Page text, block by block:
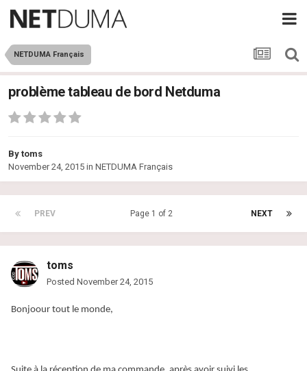
NETDUMA Français
problème tableau de bord Netduma
By toms
November 24, 2015 in NETDUMA Français
PREV NEXT
Page 1 of 2
toms
Posted November 24, 2015
Bonjoour tout le monde,